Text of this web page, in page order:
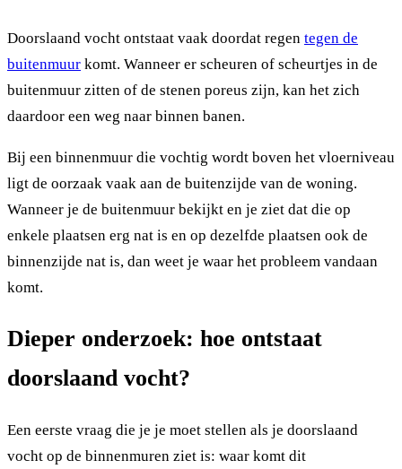
Doorslaand vocht ontstaat vaak doordat regen tegen de
buitenmuur komt. Wanneer er scheuren of scheurtjes in de
buitenmuur zitten of de stenen poreus zijn, kan het zich
daardoor een weg naar binnen banen.
Bij een binnenmuur die vochtig wordt boven het vloerniveau
ligt de oorzaak vaak aan de buitenzijde van de woning.
Wanneer je de buitenmuur bekijkt en je ziet dat die op
enkele plaatsen erg nat is en op dezelfde plaatsen ook de
binnenzijde nat is, dan weet je waar het probleem vandaan
komt.
Dieper onderzoek: hoe ontstaat
doorslaand vocht?
Een eerste vraag die je je moet stellen als je doorslaand
vocht op de binnenmuren ziet is: waar komt dit